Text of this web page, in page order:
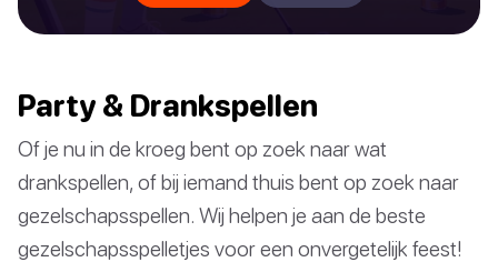
Party & Drankspellen
Of je nu in de kroeg bent op zoek naar wat
drankspellen, of bij iemand thuis bent op zoek naar
gezelschapsspellen. Wij helpen je aan de beste
gezelschapsspelletjes voor een onvergetelijk feest!